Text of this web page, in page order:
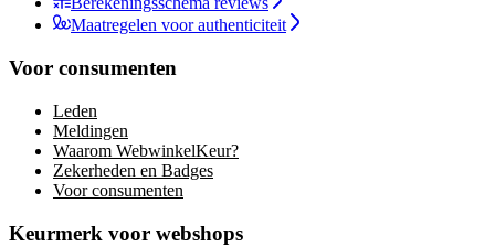
Maatregelen voor authenticiteit
Voor consumenten
Leden
Meldingen
Waarom WebwinkelKeur?
Zekerheden en Badges
Voor consumenten
Keurmerk voor webshops